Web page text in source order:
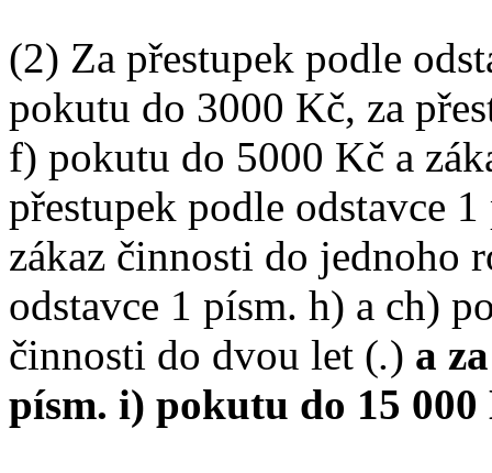
(2) Za přestupek podle
pokutu do 3000 Kč, za
f) pokutu do 5000 Kč a
přestupek podle odstavce
zákaz činnosti do jednoho
odstavce 1 písm. h) a ch)
činnosti do dvou let (.) a
písm. i) pokutu do 15 000